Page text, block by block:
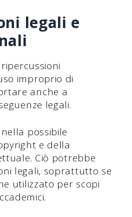
legali e
improprio di
anche a
legali.
possibile
e della
Ciò potrebbe
legali, soprattutto se
utilizzato per scopi